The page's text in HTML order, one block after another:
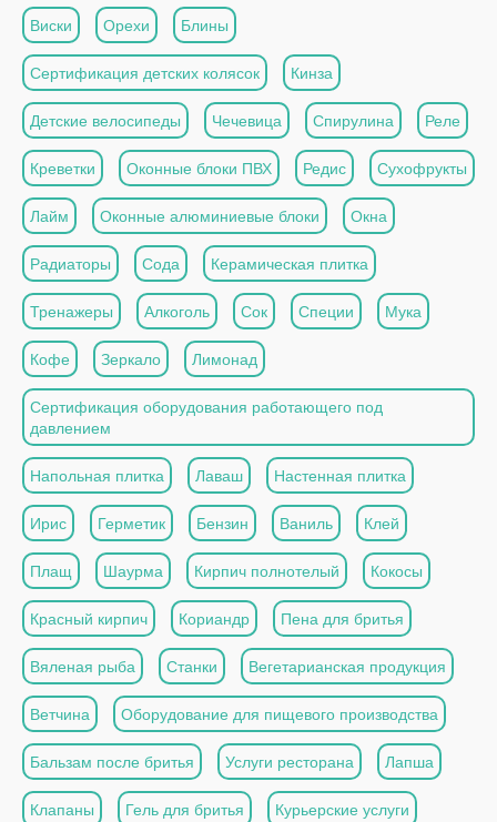
Виски Орехи Блины
Сертификация детских колясок Кинза
Детские велосипеды Чечевица Спирулина Реле
Креветки Оконные блоки ПВХ Редис Сухофрукты
Лайм Оконные алюминиевые блоки Окна
Радиаторы Сода Керамическая плитка
Тренажеры Алкоголь Сок Специи Мука
Кофе Зеркало Лимонад
Сертификация оборудования работающего под
давлением
Напольная плитка Лаваш Настенная плитка
Ирис Герметик Бензин Ваниль Клей
Плащ Шаурма Кирпич полнотелый Кокосы
Красный кирпич Кориандр Пена для бритья
Вяленая рыба Станки Вегетарианская продукция
Ветчина Оборудование для пищевого производства
Бальзам после бритья Услуги ресторана Лапша
Клапаны Гель для бритья Курьерские услуги